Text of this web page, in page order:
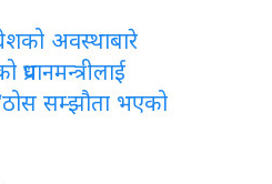
अवस्थाबारे
प्रधानमन्त्रीलाई
सम्झौता भएको